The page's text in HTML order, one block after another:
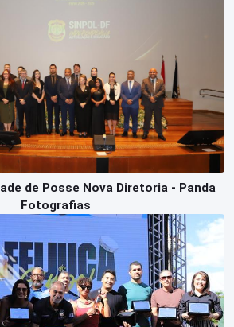
de Posse Nova Diretoria - Panda
Fotografias